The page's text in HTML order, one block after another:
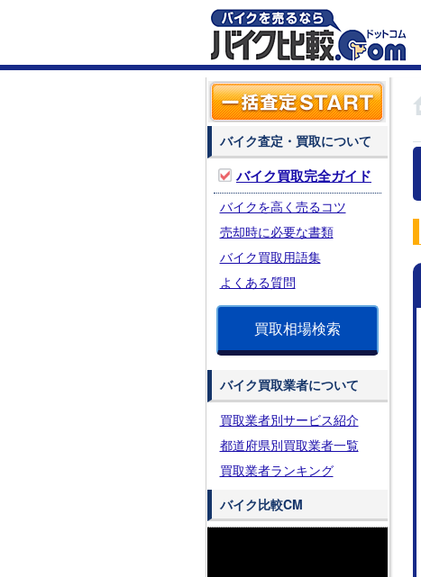
バイク査定・買取について
バイク買取完全ガイド
バイクを高く売るコツ
売却時に必要な書類
バイク買取用語集
よくある質問
買取相場検索
バイク買取業者について
買取業者別サービス紹介
都道府県別買取業者一覧
買取業者ランキング
バイク比較CM